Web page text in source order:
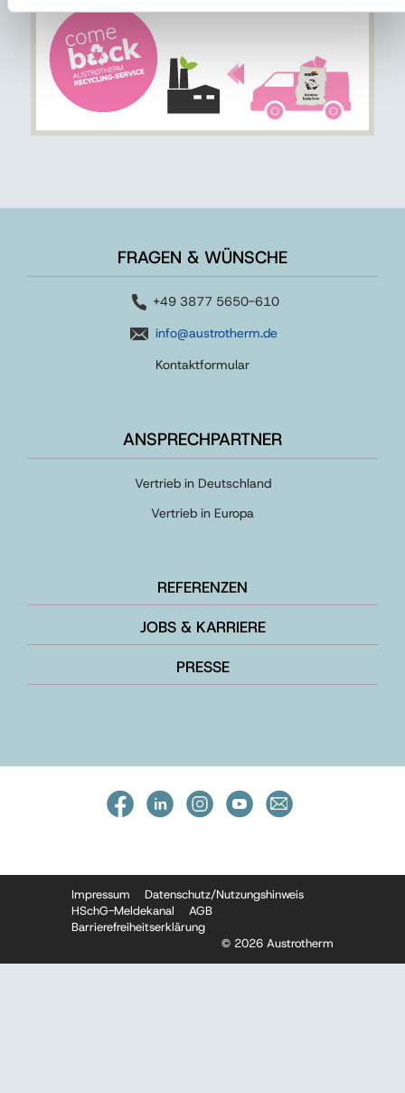
FRAGEN & WÜNSCHE
+49 3877 5650-610
info@austrotherm.de
Kontaktformular
ANSPRECHPARTNER
Vertrieb in Deutschland
Vertrieb in Europa
REFERENZEN
JOBS & KARRIERE
PRESSE
Impressum
Datenschutz/Nutzungshinweis
HSchG-Meldekanal
AGB
Barrierefreiheitserklärung
© 2026 Austrotherm